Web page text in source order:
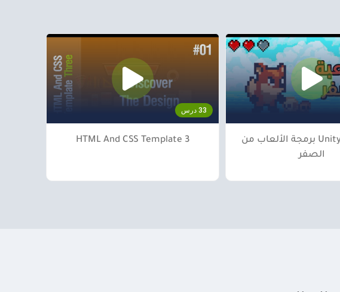
Unity 2D Game برمجة الألعاب من
الصفر
33 درس
HTML And CSS Template 3